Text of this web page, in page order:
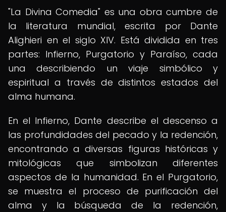
"La Divina Comedia" es una obra cumbre de
la literatura mundial, escrita por Dante
Alighieri en el siglo XIV. Está dividida en tres
partes: Infierno, Purgatorio y Paraíso, cada
una describiendo un viaje simbólico y
espiritual a través de distintos estados del
alma humana.
En el Infierno, Dante describe el descenso a
las profundidades del pecado y la redención,
encontrando a diversas figuras históricas y
mitológicas que simbolizan diferentes
aspectos de la humanidad. En el Purgatorio,
se muestra el proceso de purificación del
alma y la búsqueda de la redención,